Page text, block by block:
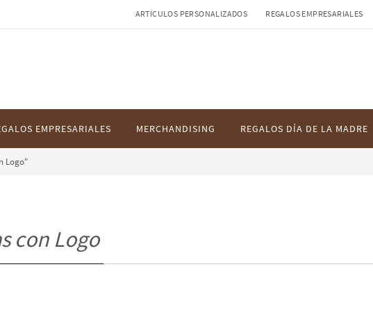
ARTÍCULOS PERSONALIZADOS REGALOS EMPRESARIALES
EMPRESARIALES MERCHANDISING REGALOS DÍA DE LA MADRE
Logo"
con Logo